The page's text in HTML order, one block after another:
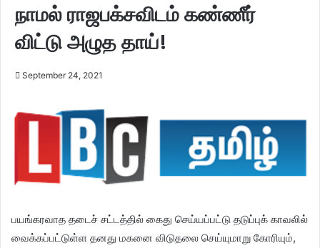
நாமல் ராஜபக்சவிடம் கண்ணீர்
விட்டு அழுத தாய்!
September 24, 2021
பயங்கரவாத தடைச் சட்டத்தில் கைது செய்யப்பட்டு தடுப்புக் காவலில்
வைக்கப்பட்டுள்ள தனது மகனை விடுதலை செய்யுமாறு கோரியும்,